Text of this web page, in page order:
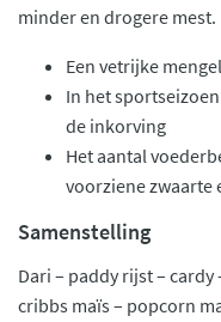
minder en drogere mest.
Een vetrijke
In het
de inkorving
Het aantal
voorziene zwaarte
Samenstelling
Dari – paddy rijst –
cribbs maïs – popcorn